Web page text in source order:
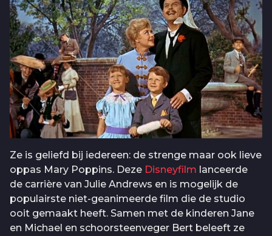
Ze is geliefd bij iedereen: de strenge maar ook lieve
oppas Mary Poppins. Deze Disneyfilm lanceerde
de carrière van Julie Andrews en is mogelijk de
populairste niet-geanimeerde film die de studio
ooit gemaakt heeft. Samen met de kinderen Jane
en Michael en schoorsteenveger Bert beleeft ze